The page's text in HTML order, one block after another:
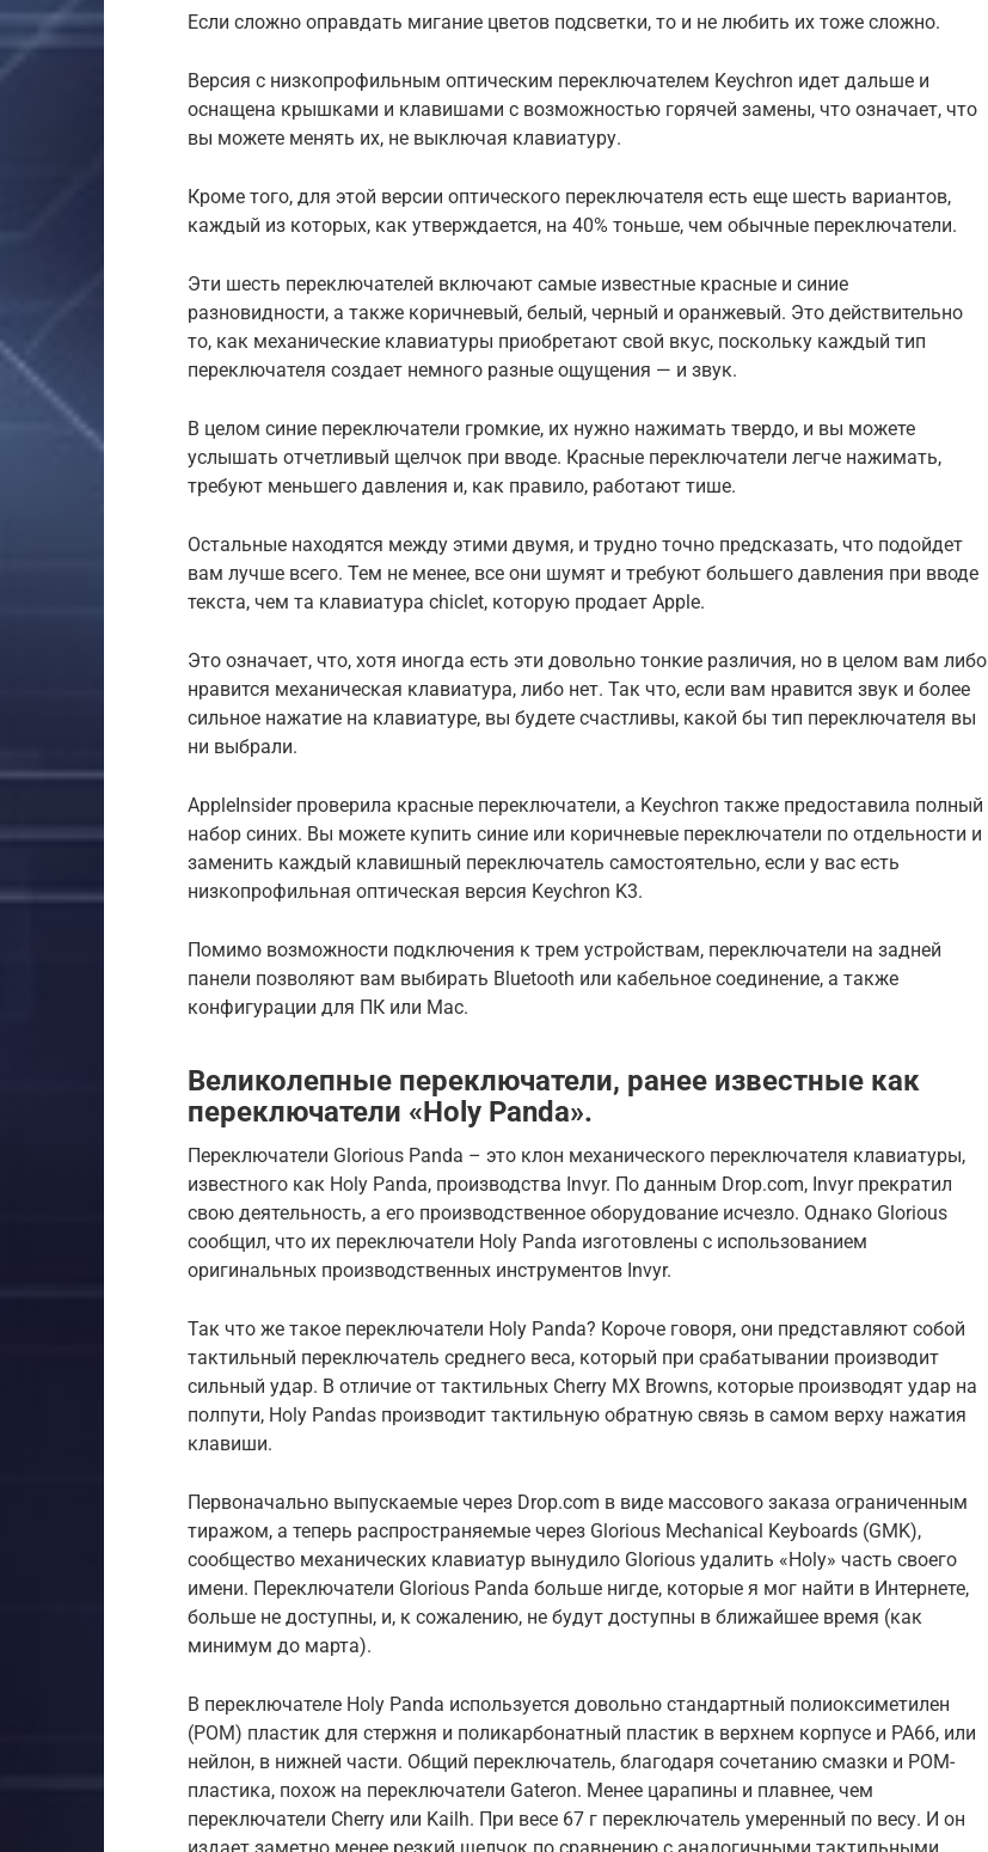
Если сложно оправдать мигание цветов подсветки, то и не любить их тоже сложно.
Версия с низкопрофильным оптическим переключателем Keychron идет дальше и
оснащена крышками и клавишами с возможностью горячей замены, что означает, что
вы можете менять их, не выключая клавиатуру.
Кроме того, для этой версии оптического переключателя есть еще шесть вариантов,
каждый из которых, как утверждается, на 40% тоньше, чем обычные переключатели.
Эти шесть переключателей включают самые известные красные и синие
разновидности, а также коричневый, белый, черный и оранжевый. Это действительно
то, как механические клавиатуры приобретают свой вкус, поскольку каждый тип
переключателя создает немного разные ощущения — и звук.
В целом синие переключатели громкие, их нужно нажимать твердо, и вы можете
услышать отчетливый щелчок при вводе. Красные переключатели легче нажимать,
требуют меньшего давления и, как правило, работают тише.
Остальные находятся между этими двумя, и трудно точно предсказать, что подойдет
вам лучше всего. Тем не менее, все они шумят и требуют большего давления при вводе
текста, чем та клавиатура chiclet, которую продает Apple.
Это означает, что, хотя иногда есть эти довольно тонкие различия, но в целом вам либо
нравится механическая клавиатура, либо нет. Так что, если вам нравится звук и более
сильное нажатие на клавиатуре, вы будете счастливы, какой бы тип переключателя вы
ни выбрали.
AppleInsider проверила красные переключатели, а Keychron также предоставила полный
набор синих. Вы можете купить синие или коричневые переключатели по отдельности и
заменить каждый клавишный переключатель самостоятельно, если у вас есть
низкопрофильная оптическая версия Keychron K3.
Помимо возможности подключения к трем устройствам, переключатели на задней
панели позволяют вам выбирать Bluetooth или кабельное соединение, а также
конфигурации для ПК или Mac.
Великолепные переключатели, ранее известные как
переключатели «Holy Panda».
Переключатели Glorious Panda – это клон механического переключателя клавиатуры,
известного как Holy Panda, производства Invyr. По данным Drop.com, Invyr прекратил
свою деятельность, а его производственное оборудование исчезло. Однако Glorious
сообщил, что их переключатели Holy Panda изготовлены с использованием
оригинальных производственных инструментов Invyr.
Так что же такое переключатели Holy Panda? Короче говоря, они представляют собой
тактильный переключатель среднего веса, который при срабатывании производит
сильный удар. В отличие от тактильных Cherry MX Browns, которые производят удар на
полпути, Holy Pandas производит тактильную обратную связь в самом верху нажатия
клавиши.
Первоначально выпускаемые через Drop.com в виде массового заказа ограниченным
тиражом, а теперь распространяемые через Glorious Mechanical Keyboards (GMK),
сообщество механических клавиатур вынудило Glorious удалить «Holy» часть своего
имени. Переключатели Glorious Panda больше нигде, которые я мог найти в Интернете,
больше не доступны, и, к сожалению, не будут доступны в ближайшее время (как
минимум до марта).
В переключателе Holy Panda используется довольно стандартный полиоксиметилен
(POM) пластик для стержня и поликарбонатный пластик в верхнем корпусе и PA66, или
нейлон, в нижней части. Общий переключатель, благодаря сочетанию смазки и POM-
пластика, похож на переключатели Gateron. Менее царапины и плавнее, чем
переключатели Cherry или Kailh. При весе 67 г переключатель умеренный по весу. И он